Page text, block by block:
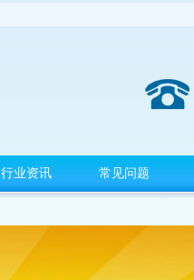
行业资讯 常见问题